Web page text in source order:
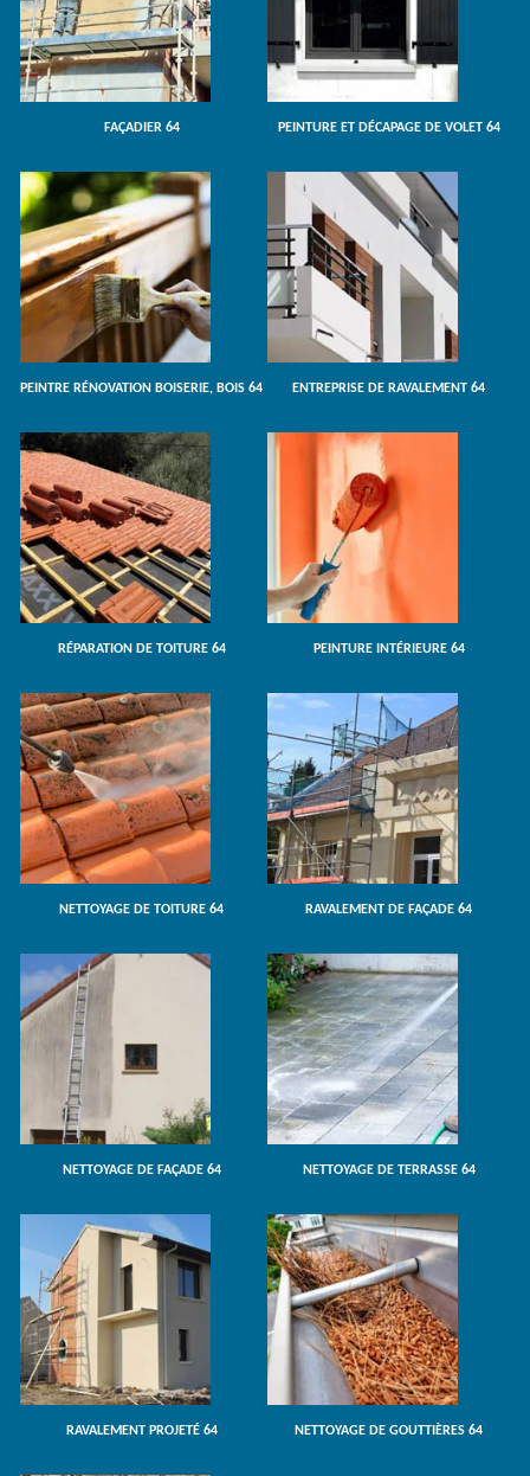
FAÇADIER 64 PEINTURE ET DÉCAPAGE DE VOLET 64
PEINTRE RÉNOVATION BOISERIE, BOIS 64 ENTREPRISE DE RAVALEMENT 64
RÉPARATION DE TOITURE 64 PEINTURE INTÉRIEURE 64
NETTOYAGE DE TOITURE 64 RAVALEMENT DE FAÇADE 64
NETTOYAGE DE FAÇADE 64 NETTOYAGE DE TERRASSE 64
RAVALEMENT PROJETÉ 64 NETTOYAGE DE GOUTTIÈRES 64